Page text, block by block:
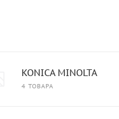
KONICA MINOLTA
4 ТОВАРА